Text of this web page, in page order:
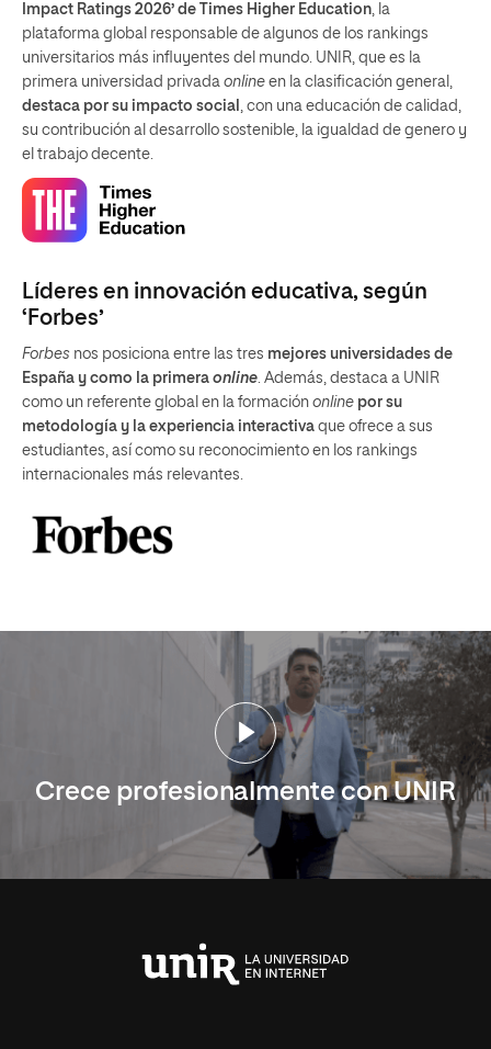
Impact Ratings 2026’ de Times Higher Education, la
plataforma global responsable de algunos de los rankings
universitarios más influyentes del mundo. UNIR, que es la
primera universidad privada online en la clasificación general,
destaca por su impacto social , con una educación de calidad,
su contribución al desarrollo sostenible, la igualdad de genero y
el trabajo decente.
Líderes en innovación educativa, según
‘Forbes’
Forbes nos posiciona entre las tres mejores universidades de
España y como la primera online. Además, destaca a UNIR
como un referente global en la formación online por su
metodología y la experiencia interactiva que ofrece a sus
estudiantes, así como su reconocimiento en los rankings
internacionales más relevantes.
Crece profesionalmente con UNIR